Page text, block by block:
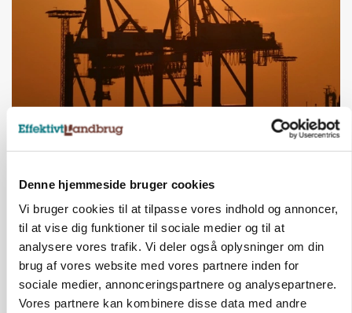
Denne hjemmeside bruger cookies
Vi bruger cookies til at tilpasse vores indhold og annoncer,
til at vise dig funktioner til sociale medier og til at
analysere vores trafik. Vi deler også oplysninger om din
brug af vores website med vores partnere inden for
sociale medier, annonceringspartnere og analysepartnere.
Vores partnere kan kombinere disse data med andre